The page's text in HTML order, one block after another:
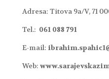
Adresa: Titova 9a/V, 71
Tel.: 061 088 791
E-mail:
Web: